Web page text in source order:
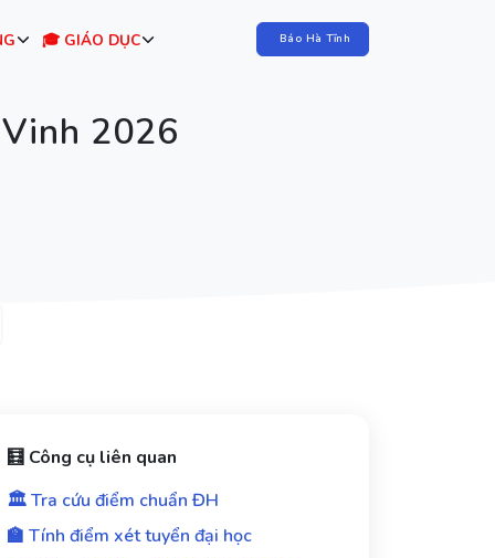
Báo Hà Tĩnh
🎓 GIÁO DỤC
2026
🧮 Công cụ liên quan
🏛️ Tra cứu điểm chuẩn ĐH
🏫 Tính điểm xét tuyển đại học